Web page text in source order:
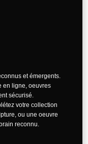
et émergents.
en ligne, oeuvres
sécurisé.
votre collection
ou une oeuvre
reconnu.